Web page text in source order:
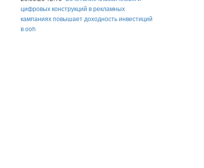
цифровых конструкций в рекламных
кампаниях повышает доходность инвестиций
в ooh